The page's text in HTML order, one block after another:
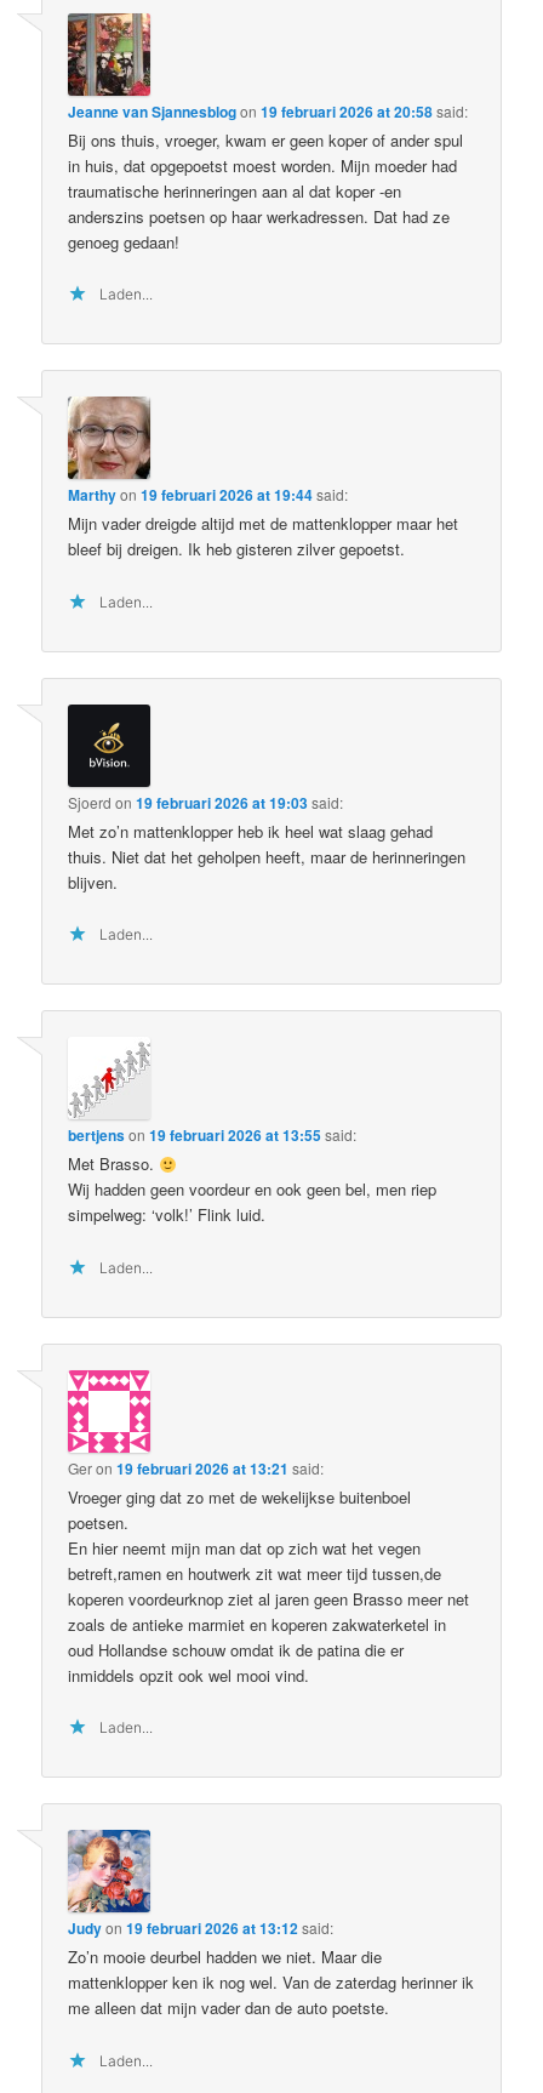
Jeanne van Sjannesblogon19 februari 2026 at 20:58said:
Bij ons thuis, vroeger, kwam er geen koper of ander spul
in huis, dat opgepoetst moest worden. Mijn moeder had
traumatische herinneringen aan al dat koper -en
anderszins poetsen op haar werkadressen. Dat had ze
genoeg gedaan!
Laden...
Marthyon19 februari 2026 at 19:44said:
Mijn vader dreigde altijd met de mattenklopper maar het
bleef bij dreigen. Ik heb gisteren zilver gepoetst.
Laden...
Sjoerd on19 februari 2026 at 19:03said:
Met zo’n mattenklopper heb ik heel wat slaag gehad
thuis. Niet dat het geholpen heeft, maar de herinneringen
blijven.
Laden...
bertjenson19 februari 2026 at 13:55said:
Met Brasso.
Wij hadden geen voordeur en ook geen bel, men riep
simpelweg: ‘volk!’ Flink luid.
Laden...
Geron19 februari 2026 at 13:21 said:
Vroeger ging dat zo met de wekelijkse buitenboel
poetsen.
En hier neemt mijn man dat op zich wat het vegen
betreft,ramen en houtwerk zit wat meer tijd tussen,de
koperen voordeurknop ziet al jaren geen Brasso meer net
zoals de antieke marmiet en koperen zakwaterketel in
oud Hollandse schouw omdat ik de patina die er
inmiddels opzit ook wel mooi vind.
Laden...
Judyon19 februari 2026 at 13:12said:
Zo’n mooie deurbel hadden we niet. Maar die
mattenklopper ken ik nog wel. Van de zaterdag herinner ik
me alleen dat mijn vader dan de auto poetste.
Laden...